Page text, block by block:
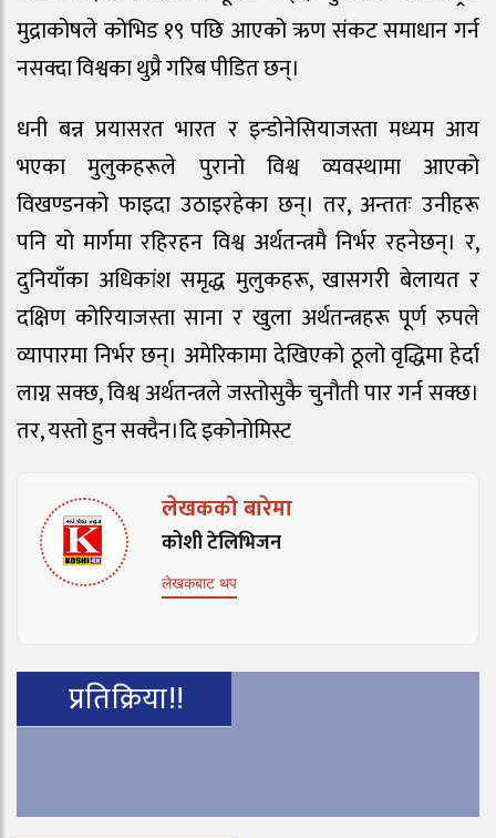
मुद्राकोषले कोभिड १९ पछि आएको ऋण संकट समाधान गर्न
नसक्दा विश्वका थुप्रै गरिब पीडित छन्।
धनी बन्न प्रयासरत भारत र इन्डोनेसियाजस्ता मध्यम आय
भएका मुलुकहरूले पुरानो विश्व व्यवस्थामा आएको
विखण्डनको फाइदा उठाइरहेका छन्। तर, अन्ततः उनीहरू
पनि यो मार्गमा रहिरहन विश्व अर्थतन्त्रमै निर्भर रहनेछन्। र,
दुनियाँका अधिकांश समृद्ध मुलुकहरू, खासगरी बेलायत र
दक्षिण कोरियाजस्ता साना र खुला अर्थतन्त्रहरू पूर्ण रुपले
व्यापारमा निर्भर छन्। अमेरिकामा देखिएको ठूलो वृद्धिमा हेर्दा
लाग्न सक्छ, विश्व अर्थतन्त्रले जस्तोसुकै चुनौती पार गर्न सक्छ।
तर, यस्तो हुन सक्दैन।दि इकोनोमिस्ट
लेखकको बारेमा
कोशी टेलिभिजन
लेखकबाट थप
प्रतिक्रिया!!